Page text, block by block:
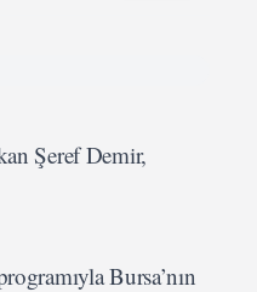
Şeref Demir,
Bursa’nın